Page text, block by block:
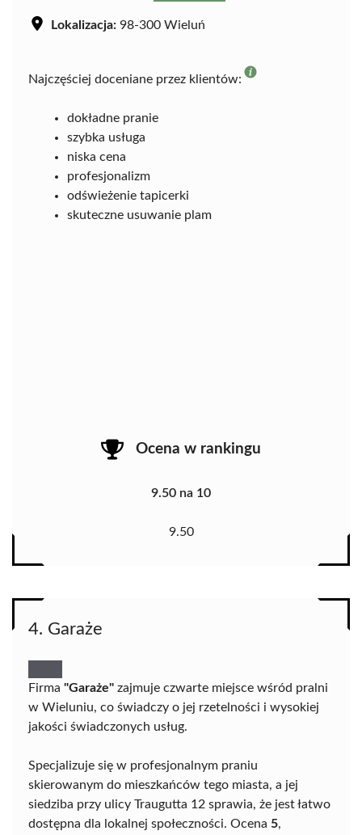
Lokalizacja: 98-300 Wieluń
Najczęściej doceniane przez klientów:
dokładne pranie
szybka usługa
niska cena
profesjonalizm
odświeżenie tapicerki
skuteczne usuwanie plam
Ocena w rankingu
9.50 na 10
9.50
4. Garaże
Firma "Garaże" zajmuje czwarte miejsce wśród pralni
w Wieluniu, co świadczy o jej rzetelności i wysokiej
jakości świadczonych usług.
Specjalizuje się w profesjonalnym praniu
skierowanym do mieszkańców tego miasta, a jej
siedziba przy ulicy Traugutta 12 sprawia, że jest łatwo
dostępna dla lokalnej społeczności. Ocena 5,